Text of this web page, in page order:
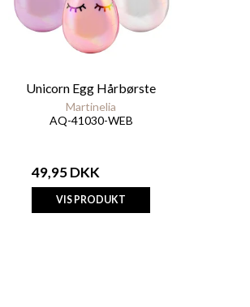
Unicorn Egg Hårbørste
Martinelia
AQ-41030-WEB
49,95 DKK
VIS PRODUKT